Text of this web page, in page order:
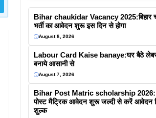
Bihar chaukidar Vacancy 2025:बिहार
भर्ती का आवेदन शुरू इस दिन से होगा
August 8, 2026
Labour Card Kaise banaye:घर बैठे लेबर
बनाये आसानी से
August 7, 2026
Bihar Post Matric scholarship 2026:
पोस्ट मैट्रिक आवेदन शुरू जल्दी से करें आवेदन
शुल्क